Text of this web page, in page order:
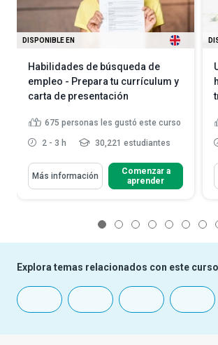
DISPONIBLE EN
Habilidades de búsqueda de
empleo - Prepara tu currículum y
carta de presentación
675 personas les gustó este curso
2 - 3 h 30,221 estudiantes
Más información
Comenzar a
aprender
Explora temas relacionados con este curso